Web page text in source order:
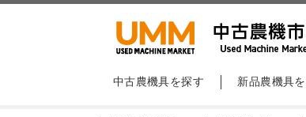
中古農機具を探す 新品農機具